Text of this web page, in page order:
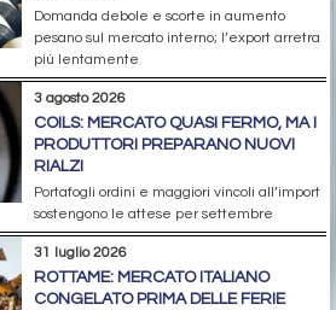
Domanda debole e scorte in aumento
pesano sul mercato interno; l’export arretra
più lentamente
3 agosto 2026
COILS: MERCATO QUASI FERMO, MA I
PRODUTTORI PREPARANO NUOVI
RIALZI
Portafogli ordini e maggiori vincoli all’import
sostengono le attese per settembre
31 luglio 2026
ROTTAME: MERCATO ITALIANO
CONGELATO PRIMA DELLE FERIE